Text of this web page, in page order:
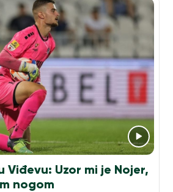
Viđevu: Uzor mi je Nojer,
nogom